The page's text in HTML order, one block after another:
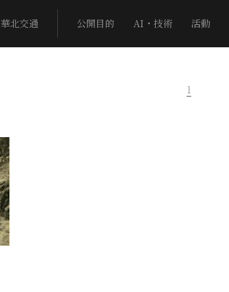
華北交通 公開目的 AI・技術 活動
1